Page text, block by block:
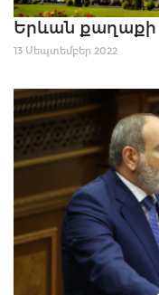
Երևան քաղաքի
13 Սեպտեմբեր 2022